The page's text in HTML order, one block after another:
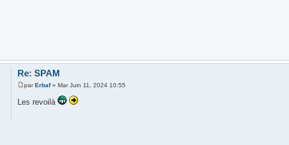
Re: SPAM
parErbaf» Mar Juin 11, 2024 10:55
Les revoilà